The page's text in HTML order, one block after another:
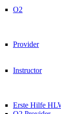
O2
Provider
Instructor
Erste Hilfe